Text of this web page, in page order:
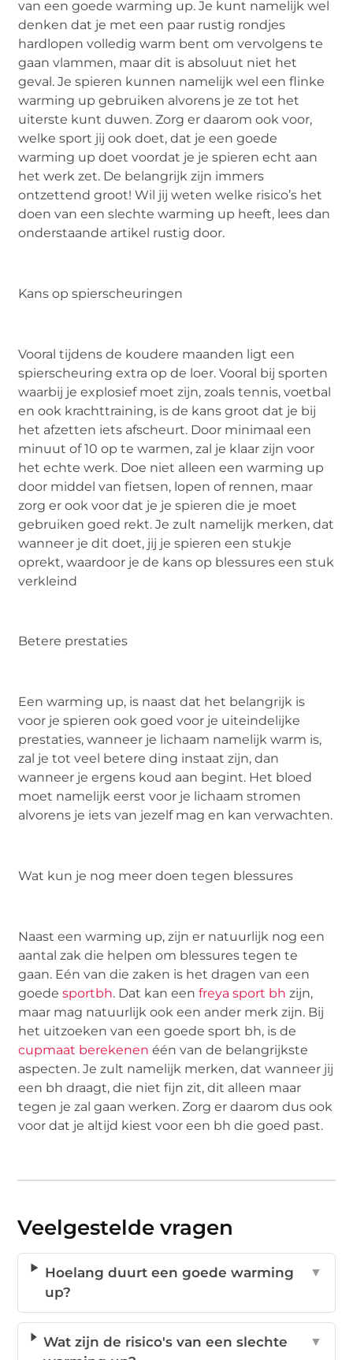
van een goede warming up. Je kunt namelijk wel
denken dat je met een paar rustig rondjes
hardlopen volledig warm bent om vervolgens te
gaan vlammen, maar dit is absoluut niet het
geval. Je spieren kunnen namelijk wel een flinke
warming up gebruiken alvorens je ze tot het
uiterste kunt duwen. Zorg er daarom ook voor,
welke sport jij ook doet, dat je een goede
warming up doet voordat je je spieren echt aan
het werk zet. De belangrijk zijn immers
ontzettend groot! Wil jij weten welke risico’s het
doen van een slechte warming up heeft, lees dan
onderstaande artikel rustig door.
Kans op spierscheuringen
Vooral tijdens de koudere maanden ligt een
spierscheuring extra op de loer. Vooral bij sporten
waarbij je explosief moet zijn, zoals tennis, voetbal
en ook krachttraining, is de kans groot dat je bij
het afzetten iets afscheurt. Door minimaal een
minuut of 10 op te warmen, zal je klaar zijn voor
het echte werk. Doe niet alleen een warming up
door middel van fietsen, lopen of rennen, maar
zorg er ook voor dat je je spieren die je moet
gebruiken goed rekt. Je zult namelijk merken, dat
wanneer je dit doet, jij je spieren een stukje
oprekt, waardoor je de kans op blessures een stuk
verkleind
Betere prestaties
Een warming up, is naast dat het belangrijk is
voor je spieren ook goed voor je uiteindelijke
prestaties, wanneer je lichaam namelijk warm is,
zal je tot veel betere ding instaat zijn, dan
wanneer je ergens koud aan begint. Het bloed
moet namelijk eerst voor je lichaam stromen
alvorens je iets van jezelf mag en kan verwachten.
Wat kun je nog meer doen tegen blessures
Naast een warming up, zijn er natuurlijk nog een
aantal zak die helpen om blessures tegen te
gaan. Eén van die zaken is het dragen van een
goedesportbh. Dat kan eenfreya sport bh zijn,
maar mag natuurlijk ook een ander merk zijn. Bij
het uitzoeken van een goede sport bh, is de
cupmaat berekenen één van de belangrijkste
aspecten. Je zult namelijk merken, dat wanneer jij
een bh draagt, die niet fijn zit, dit alleen maar
tegen je zal gaan werken. Zorg er daarom dus ook
voor dat je altijd kiest voor een bh die goed past.
Veelgestelde vragen
Hoelang duurt een goede warming
up?
▼
Wat zijn de risico's van een slechte
▼